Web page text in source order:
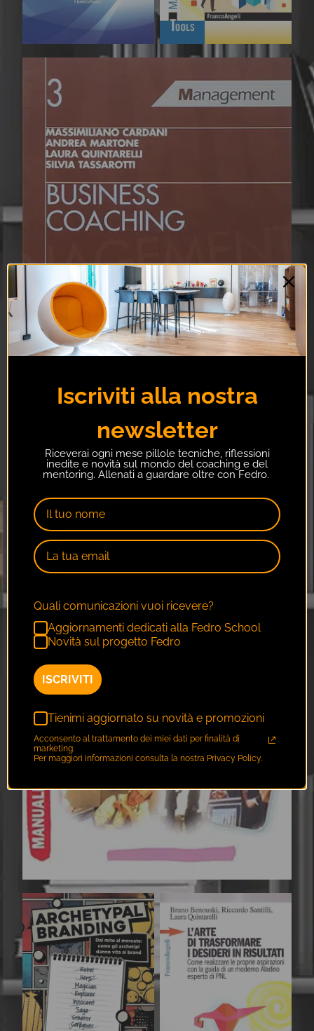
Iscriviti alla nostra
newsletter
Riceverai ogni mese pillole tecniche, riflessioni
inedite e novità sul mondo del coaching e del
mentoring. Allenati a guardare oltre con Fedro.
Quali comunicazioni vuoi ricevere?
Aggiornamenti dedicati alla Fedro School
Novità sul progetto Fedro
ISCRIVITI
Tienimi aggiornato su novità e promozioni
Acconsento al trattamento dei miei dati per finalità di
marketing.
Per maggiori informazioni consulta la nostra Privacy Policy.